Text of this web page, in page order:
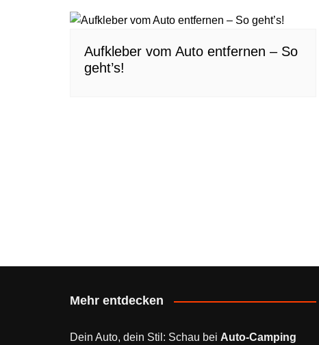
Aufkleber vom Auto entfernen – So
geht’s!
Mehr entdecken
Dein Auto, dein Stil: Schau bei Auto-Camping